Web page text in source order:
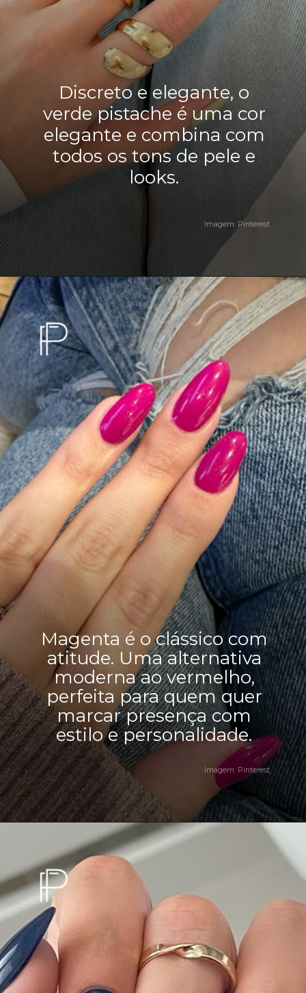
Discreto e elegante, o
verde pistache é uma cor
elegante e combina com
todos os tons de pele e
looks.
Imagem: Pinterest
Magenta é o clássico com
atitude. Uma alternativa
moderna ao vermelho,
perfeita para quem quer
marcar presença com
estilo e personalidade.
Imagem: Pinterest